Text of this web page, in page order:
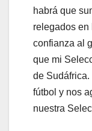
habrá que
relegados en
confianza al
que mi
de
fútbol y nos
nuestra